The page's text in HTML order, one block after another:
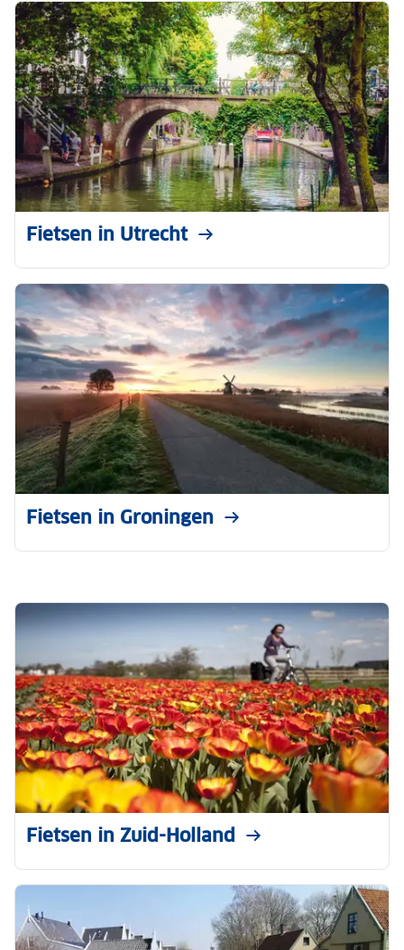
Fietsen in Utrecht
Fietsen in Groningen
Fietsen in Zuid-Holland